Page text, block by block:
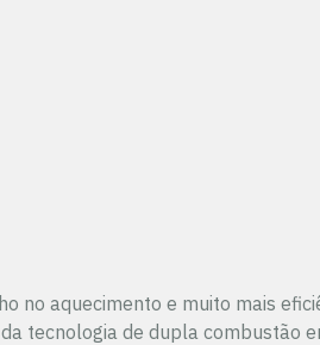
aquecimento e muito mais
tecnologia de dupla combustão